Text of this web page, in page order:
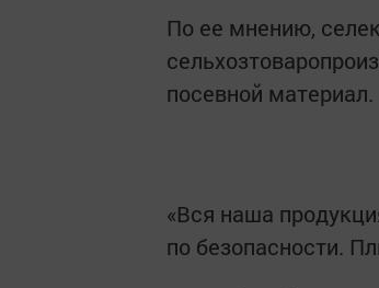
По ее мнению,
посевной материал.
«Вся наша
по безопасности.